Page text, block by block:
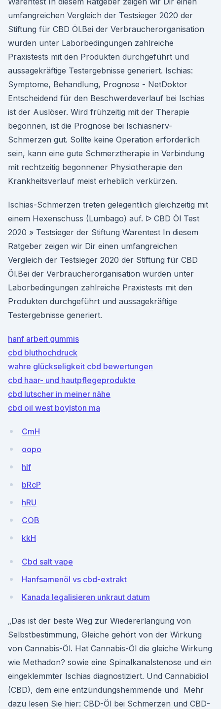
umfangreichen Vergleich der Testsieger 2020 der
Stiftung für CBD Öl.Bei der Verbraucherorganisation
wurden unter Laborbedingungen zahlreiche
Praxistests mit den Produkten durchgeführt und
aussagekräftige Testergebnisse generiert. Ischias:
Symptome, Behandlung, Prognose - NetDoktor
Entscheidend für den Beschwerdeverlauf bei Ischias
ist der Auslöser. Wird frühzeitig mit der Therapie
begonnen, ist die Prognose bei Ischiasnerv-
Schmerzen gut. Sollte keine Operation erforderlich
sein, kann eine gute Schmerztherapie in Verbindung
mit rechtzeitig begonnener Physiotherapie den
Krankheitsverlauf meist erheblich verkürzen.
Ischias-Schmerzen treten gelegentlich gleichzeitig mit
einem Hexenschuss (Lumbago) auf. ᐅ CBD Öl Test
2020 » Testsieger der Stiftung Warentest In diesem
Ratgeber zeigen wir Dir einen umfangreichen
Vergleich der Testsieger 2020 der Stiftung für CBD
Öl.Bei der Verbraucherorganisation wurden unter
Laborbedingungen zahlreiche Praxistests mit den
Produkten durchgeführt und aussagekräftige
Testergebnisse generiert.
hanf arbeit gummis
cbd bluthochdruck
wahre glückseligkeit cbd bewertungen
cbd haar- und hautpflegeprodukte
cbd lutscher in meiner nähe
cbd oil west boylston ma
CmH
oopo
hlf
bRcP
hRU
COB
kkH
Cbd salt vape
Hanfsamenöl vs cbd-extrakt
Kanada legalisieren unkraut datum
„Das ist der beste Weg zur Wiedererlangung von
Selbstbestimmung, Gleiche gehört von der Wirkung
von Cannabis-Öl. Hat Cannabis-Öl die gleiche Wirkung
wie Methadon? sowie eine Spinalkanalstenose und ein
eingeklemmter Ischias diagnostiziert. Und Cannabidiol
(CBD), dem eine entzündungshemmende und Mehr
dazu lesen Sie hier: CBD-Öl bei Schmerzen und CBD-